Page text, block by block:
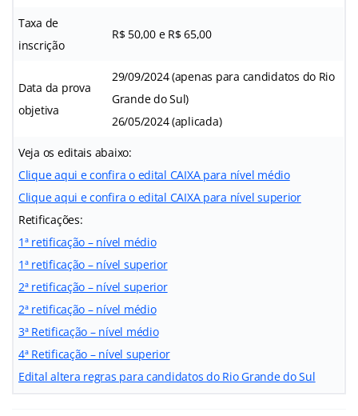
Taxa de
inscrição
R$ 50,00 e R$ 65,00
Data da prova
objetiva
29/09/2024 (apenas para candidatos do Rio
Grande do Sul)
26/05/2024 (aplicada)
Veja os editais abaixo:
Clique aqui e confira o edital CAIXA para nível médio
Clique aqui e confira o edital CAIXA para nível superior
Retificações:
1ª retificação – nível médio
1ª retificação – nível superior
2ª retificação – nível superior
2ª retificação – nível médio
3ª Retificação – nível médio
4ª Retificação – nível superior
Edital altera regras para candidatos do Rio Grande do Sul